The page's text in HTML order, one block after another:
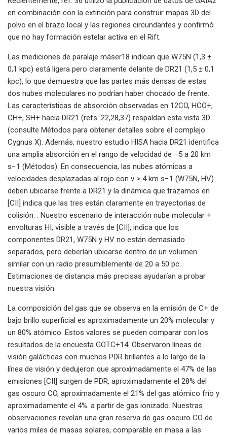
en combinación con la extinción para construir mapas 3D del
polvo en el brazo local y las regiones circundantes y confirmó
que no hay formación estelar activa en el Rift.
Las mediciones de paralaje máser18 indican que W75N (1,3 ±
0,1 kpc) está ligera pero claramente delante de DR21 (1,5 ± 0,1
kpc), lo que demuestra que las partes más densas de estas
dos nubes moleculares no podrían haber chocado de frente.
Las características de absorción observadas en 12CO, HCO+,
CH+, SH+ hacia DR21 (refs. 22,28,37) respaldan esta vista 3D
(consulte Métodos para obtener detalles sobre el complejo
Cygnus X). Además, nuestro estudio HISA hacia DR21 identifica
una amplia absorción en el rango de velocidad de −5 a 20 km
s−1 (Métodos). En consecuencia, las nubes atómicas a
velocidades desplazadas al rojo con v > 4 km s−1 (W75N, HV)
deben ubicarse frente a DR21 y la dinámica que trazamos en
[CII] indica que las tres están claramente en trayectorias de
colisión. . Nuestro escenario de interacción nube molecular +
envolturas HI, visible a través de [CII], indica que los
componentes DR21, W75N y HV no están demasiado
separados, pero deberían ubicarse dentro de un volumen
similar con un radio presumiblemente de 20 a 50 pc.
Estimaciones de distancia más precisas ayudarían a probar
nuestra visión.
La composición del gas que se observa en la emisión de C+ de
bajo brillo superficial es aproximadamente un 20% molecular y
un 80% atómico. Estos valores se pueden comparar con los
resultados de la encuesta GOTC+14. Observaron líneas de
visión galácticas con muchos PDR brillantes a lo largo de la
línea de visión y dedujeron que aproximadamente el 47% de las
emisiones [CII] surgen de PDR, aproximadamente el 28% del
gas oscuro CO, aproximadamente el 21% del gas atómico frío y
aproximadamente el 4%. a partir de gas ionizado. Nuestras
observaciones revelan una gran reserva de gas oscuro CO de
varios miles de masas solares, comparable en masa a las